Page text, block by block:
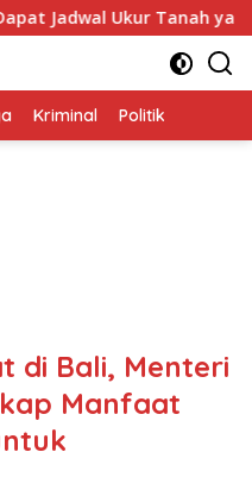
Ukur Tanah yang Lebih
Kriminal Politik
di Bali, Menteri
Manfaat